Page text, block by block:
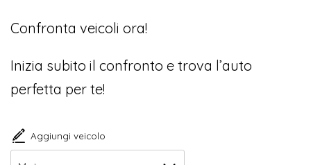
Confronta veicoli ora!
Inizia subito il confronto e trova l’auto
perfetta per te!
Aggiungi veicolo